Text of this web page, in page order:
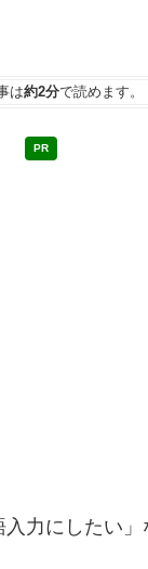
は約2分で読めます。
PR
力にしたい」